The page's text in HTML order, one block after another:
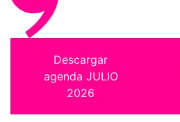
Descargar
agenda JULIO
2026